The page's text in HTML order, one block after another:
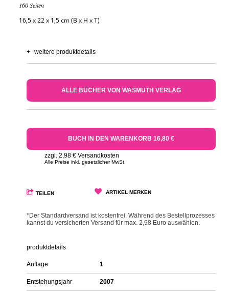
160 Seiten
16,5 x 22 x 1,5 cm (B x H x T)
+ weitere produktdetails
ALLE BÜCHER VON WASMUTH VERLAG
BUCH IN DEN WARENKORB 16,80 €
zzgl. 2,98 € Versandkosten
Alle Preise inkl. gesetzlicher MwSt.
TEILEN ARTIKEL MERKEN
*Der Standardversand ist kostenfrei. Während des Bestellprozesses
kannst du versicherten Versand für max. 2,98 Euro auswählen.
produktdetails
Auflage 1
Entstehungsjahr 2007